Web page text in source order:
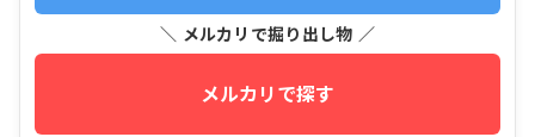
＼ メルカリで掘り出し物 ／
メルカリで探す